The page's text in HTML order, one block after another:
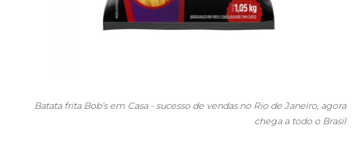
Batata frita Bob’s em Casa - sucesso de vendas no Rio de Janeiro, agora
chega a todo o Brasil